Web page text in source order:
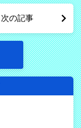
次の記事